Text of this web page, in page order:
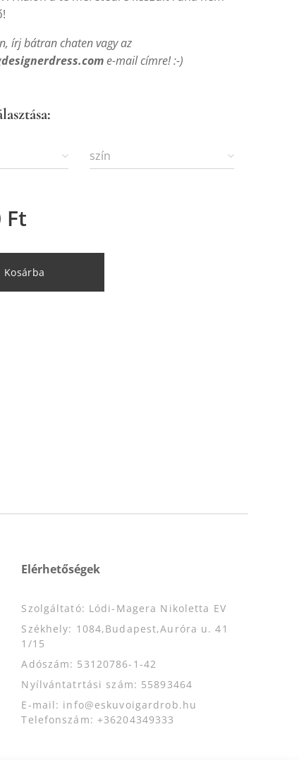
írj bátran chaten vagy az
e-mail címre! :-)
szín
Ft
Kosárba
Elérhetőségek
Szolgáltató: Lódi-Magera Nikoletta EV
Székhely: 1084,Budapest,Auróra u. 41
1/15
Adószám: 53120786-1-42
Nyílvántatrtási szám: 55893464
E-mail: info@eskuvoigardrob.hu
Telefonszám: +36204349333